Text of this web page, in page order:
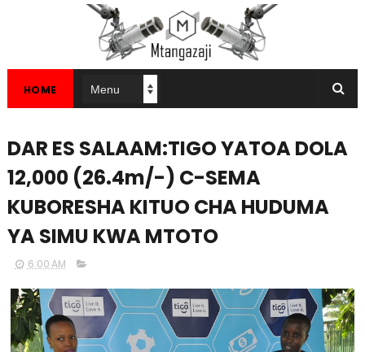
HOME
DAR ES SALAAM:TIGO YATOA DOLA
12,000 (26.4m/-) C-SEMA
KUBORESHA KITUO CHA HUDUMA
YA SIMU KWA MTOTO
6:00 AM